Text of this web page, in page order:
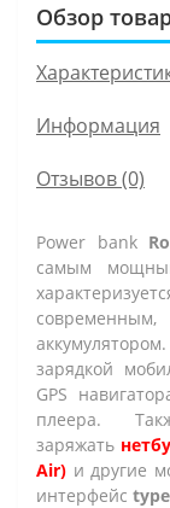
Обзор
Информация
Отзывов (0)
Power bank
самым
зарядкой
GPS
плеера.
заряжать
Air) и другие
интерфейс